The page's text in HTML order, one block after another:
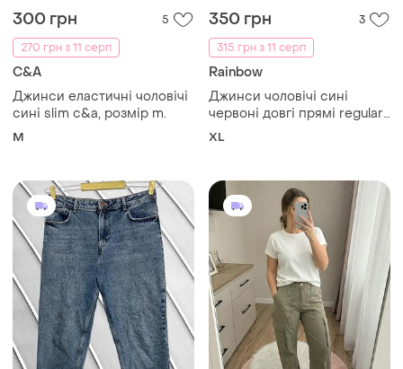
300 грн
5
270 грн з 11 серп
C&A
Джинси еластичні чоловічі
сині slim c&a, розмір m.
M
350 грн
3
315 грн з 11 серп
Rainbow
Джинси чоловічі сині
червоні довгі прямі regular
rainbow, розмір xl
XL